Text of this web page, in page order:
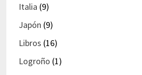
Italia (9)
Japón (9)
Libros (16)
Logroño (1)